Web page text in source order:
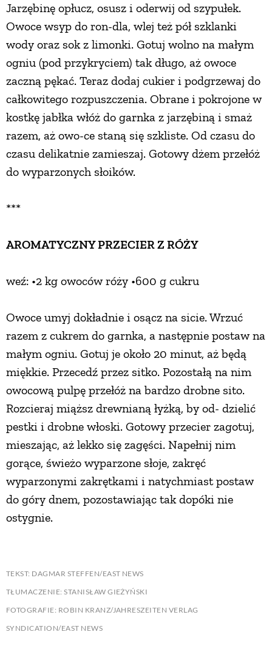
Jarzębinę opłucz, osusz i oderwij od szypułek.
Owoce wsyp do ron-dla, wlej też pół szklanki
wody oraz sok z limonki. Gotuj wolno na małym
ogniu (pod przykryciem) tak długo, aż owoce
zaczną pękać. Teraz dodaj cukier i podgrzewaj do
całkowitego rozpuszczenia. Obrane i pokrojone w
kostkę jabłka włóż do garnka z jarzębiną i smaż
razem, aż owo-ce staną się szkliste. Od czasu do
czasu delikatnie zamieszaj. Gotowy dżem przełóż
do wyparzonych słoików.
***
AROMATYCZNY PRZECIER Z RÓŻY
weź: •2 kg owoców róży •600 g cukru
Owoce umyj dokładnie i osącz na sicie. Wrzuć
razem z cukrem do garnka, a następnie postaw na
małym ogniu. Gotuj je około 20 minut, aż będą
miękkie. Przecedź przez sitko. Pozostałą na nim
owocową pulpę przełóż na bardzo drobne sito.
Rozcieraj miąższ drewnianą łyżką, by od- dzielić
pestki i drobne włoski. Gotowy przecier zagotuj,
mieszając, aż lekko się zagęści. Napełnij nim
gorące, świeżo wyparzone słoje, zakręć
wyparzonymi zakrętkami i natychmiast postaw
do góry dnem, pozostawiając tak dopóki nie
ostygnie.
TEKST: DAGMAR STEFFEN/EAST NEWS
TŁUMACZENIE: STANISŁAW GIEŻYŃSKI
FOTOGRAFIE: ROBIN KRANZ/JAHRESZEITEN VERLAG
SYNDICATION/EAST NEWS